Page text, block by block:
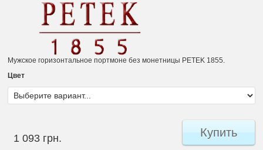
Мужское горизонтальное портмоне без монетницы PETEK 1855.
Цвет
1 093 грн. Купить